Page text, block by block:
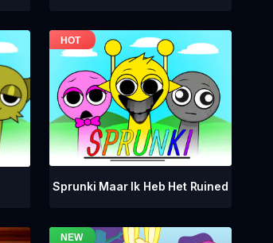
Sprunki Maar Ik Heb Het Ruined